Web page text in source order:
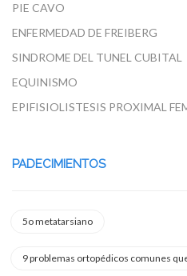
PIE CAVO
ENFERMEDAD DE FREIBERG
SINDROME DEL TUNEL CUBITAL
EQUINISMO
EPIFISIOLISTESIS PROXIMAL
PADECIMIENTOS
5o metatarsiano
9 problemas ortopédicos comunes